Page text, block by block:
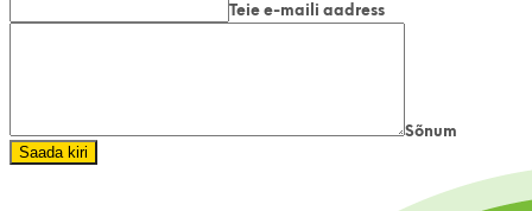
Teie e-maili aadress
Sõnum
Saada kiri